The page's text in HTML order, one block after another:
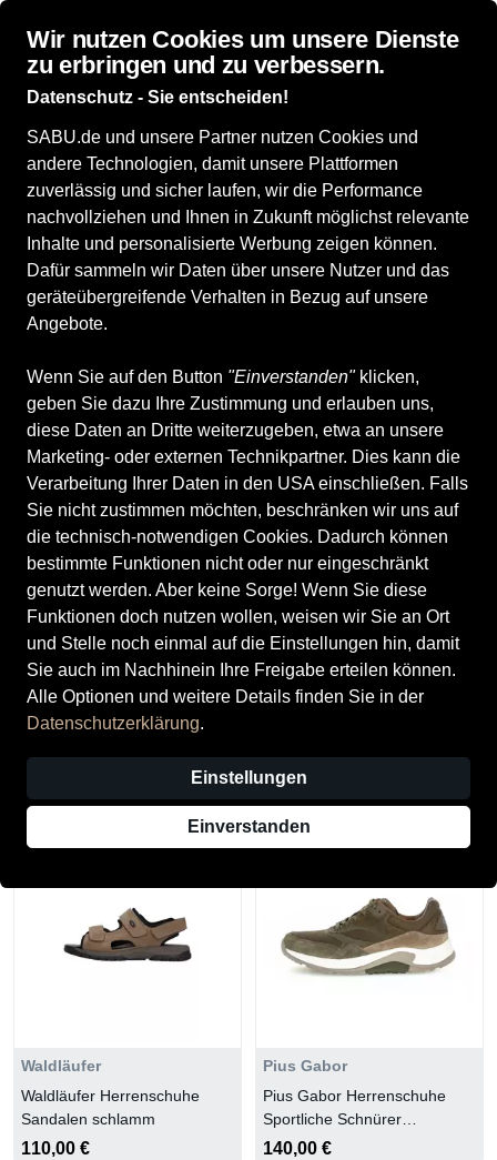
Wir nutzen Cookies um unsere Dienste
zu erbringen und zu verbessern.
Datenschutz - Sie entscheiden!
SABU.de und unsere Partner nutzen Cookies und
andere Technologien, damit unsere Plattformen
zuverlässig und sicher laufen, wir die Performance
nachvollziehen und Ihnen in Zukunft möglichst relevante
Inhalte und personalisierte Werbung zeigen können.
Dafür sammeln wir Daten über unsere Nutzer und das
geräteübergreifende Verhalten in Bezug auf unsere
Angebote.
Wenn Sie auf den Button "Einverstanden"klicken,
geben Sie dazu Ihre Zustimmung und erlauben uns,
diese Daten an Dritte weiterzugeben, etwa an unsere
Marketing- oder externen Technikpartner. Dies kann die
Verarbeitung Ihrer Daten in den USA einschließen. Falls
Sie nicht zustimmen möchten, beschränken wir uns auf
die technisch-notwendigen Cookies. Dadurch können
bestimmte Funktionen nicht oder nur eingeschränkt
genutzt werden. Aber keine Sorge! Wenn Sie diese
Funktionen doch nutzen wollen, weisen wir Sie an Ort
und Stelle noch einmal auf die Einstellungen hin, damit
Sie auch im Nachhinein Ihre Freigabe erteilen können.
Alle Optionen und weitere Details finden Sie in der
Datenschutzerklärung.
Einstellungen
Einverstanden
Herrenschuhe
ALLE FILTER
332 Produkte
Brütting
Brütting Damenschuhe
Wander- & Bergschuhe grau
Crocs
Navy/Charcoal
59,95 €
Waldläufer
Waldläufer Herrenschuhe
Sandalen schlamm
110,00 €
Pius Gabor
Pius Gabor Herrenschuhe
Sportliche Schnürer
tundra/sesamo
140,00 €